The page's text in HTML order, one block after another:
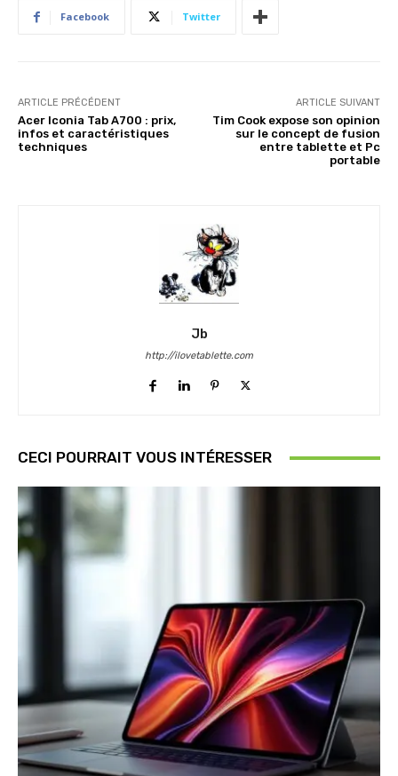
Facebook Twitter
ARTICLE PRÉCÉDENT
Acer Iconia Tab A700 : prix,
infos et caractéristiques
techniques
ARTICLE SUIVANT
Tim Cook expose son opinion
sur le concept de fusion
entre tablette et Pc
portable
Jb
http://ilovetablette.com
CECI POURRAIT VOUS INTÉRESSER